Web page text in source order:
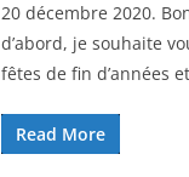
20 décembre 2020.
d’abord, je souhaite
fêtes de fin d’années
Read More